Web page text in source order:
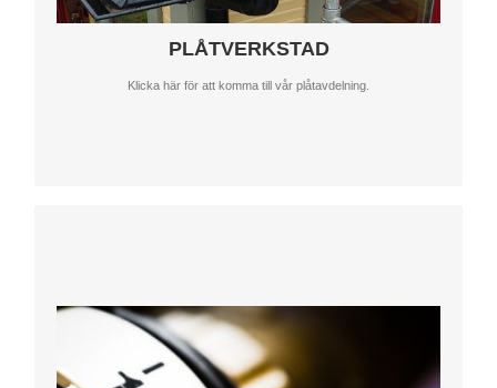
PLÅTVERKSTAD
Klicka här för att komma till vår plåtavdelning.
referenskunder som bevis.